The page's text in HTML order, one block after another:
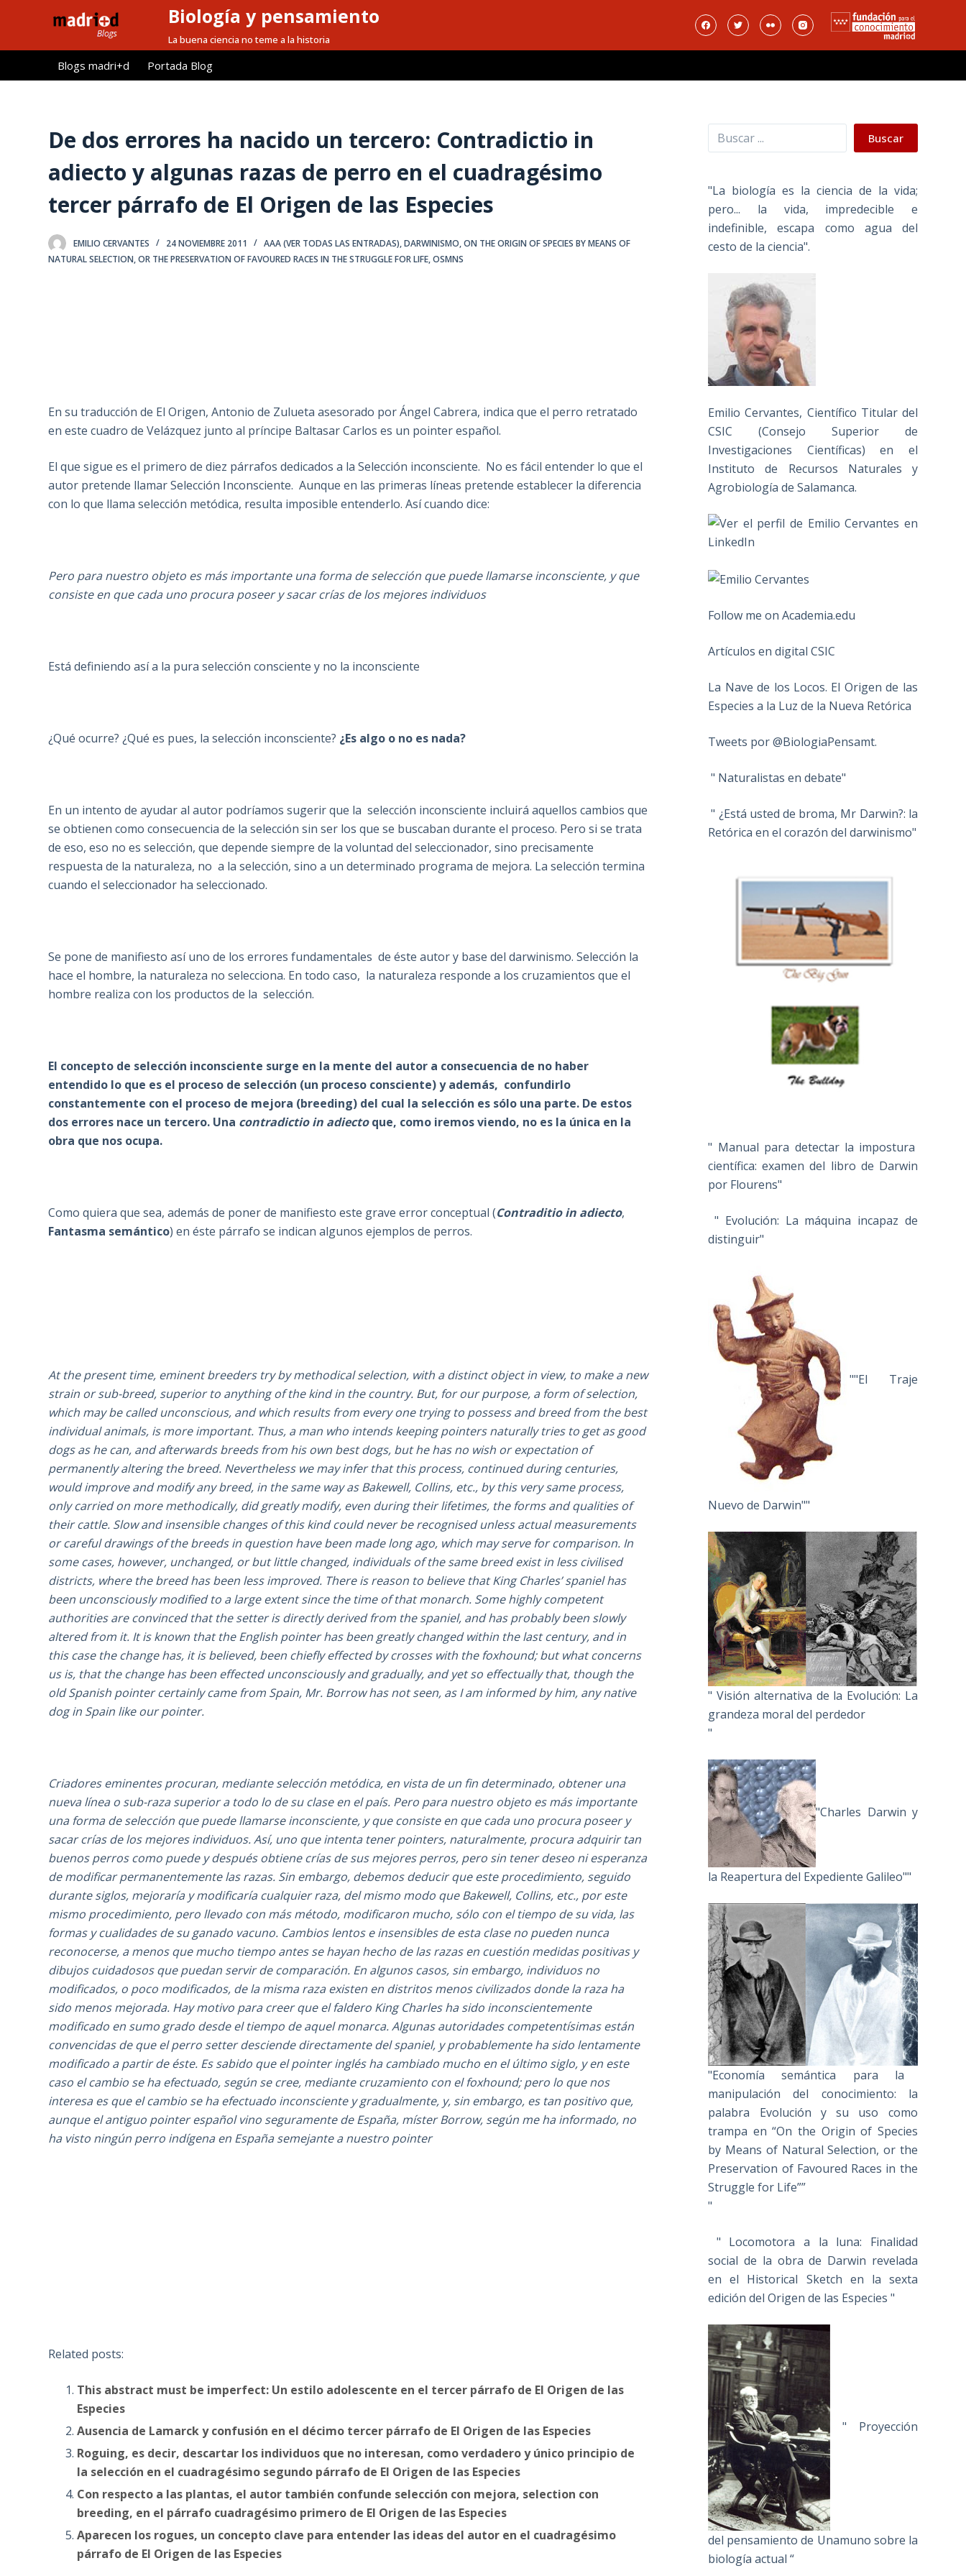
l
Biología y pensamiento
La buena ciencia no teme a la historia
Blogs madri+d Portada Blog
De dos errores ha nacido un tercero: Contradictio in
adiecto y algunas razas de perro en el cuadragésimo
tercer párrafo de El Origen de las Especies
EMILIO CERVANTES 24 NOVIEMBRE 2011 AAA (VER TODAS LAS ENTRADAS),DARWINISMO,ON THE ORIGIN OF SPECIES BY MEANS OF
NATURAL SELECTION,OR THE PRESERVATION OF FAVOURED RACES IN THE STRUGGLE FOR LIFE,OSMNS
En su traducción de El Origen, Antonio de Zulueta asesorado por Ángel Cabrera, indica que el perro retratado
en este cuadro de Velázquez junto al príncipe Baltasar Carlos es un pointer español.
El que sigue es el primero de diez párrafos dedicados a la Selección inconsciente. No es fácil entender lo que el
autor pretende llamar Selección Inconsciente. Aunque en las primeras líneas pretende establecer la diferencia
con lo que llama selección metódica, resulta imposible entenderlo. Así cuando dice:
Pero para nuestro objeto es más importante una forma de selección que puede llamarse inconsciente, y que
consiste en que cada uno procura poseer y sacar crías de los mejores individuos
Está definiendo así a la pura selección consciente y no la inconsciente
¿Qué ocurre? ¿Qué es pues, la selección inconsciente? ¿Es algo o no es nada?
En un intento de ayudar al autor podríamos sugerir que la selección inconsciente incluirá aquellos cambios que
se obtienen como consecuencia de la selección sin ser los que se buscaban durante el proceso. Pero si se trata
de eso, eso no es selección, que depende siempre de la voluntad del seleccionador, sino precisamente
respuesta de la naturaleza, no a la selección, sino a un determinado programa de mejora. La selección termina
cuando el seleccionador ha seleccionado.
Se pone de manifiesto así uno de los errores fundamentales de éste autor y base del darwinismo. Selección la
hace el hombre, la naturaleza no selecciona. En todo caso, la naturaleza responde a los cruzamientos que el
hombre realiza con los productos de la selección.
El concepto de selección inconsciente surge en la mente del autor a consecuencia de no haber
entendido lo que es el proceso de selección (un proceso consciente) y además, confundirlo
constantemente con el proceso de mejora (breeding) del cual la selección es sólo una parte. De estos
dos errores nace un tercero. Una contradictio in adiectoque, como iremos viendo, no es la única en la
obra que nos ocupa.
Como quiera que sea, además de poner de manifiesto este grave error conceptual (Contraditio in adiecto,
Fantasma semántico) en éste párrafo se indican algunos ejemplos de perros.
At the present time, eminent breeders try by methodical selection, with a distinct object in view, to make a new
strain or sub-breed, superior to anything of the kind in the country. But, for our purpose, a form of selection,
which may be called unconscious, and which results from every one trying to possess and breed from the best
individual animals, is more important. Thus, a man who intends keeping pointers naturally tries to get as good
dogs as he can, and afterwards breeds from his own best dogs, but he has no wish or expectation of
permanently altering the breed. Nevertheless we may infer that this process, continued during centuries,
would improve and modify any breed, in the same way as Bakewell, Collins, etc., by this very same process,
only carried on more methodically, did greatly modify, even during their lifetimes, the forms and qualities of
their cattle. Slow and insensible changes of this kind could never be recognised unless actual measurements
or careful drawings of the breeds in question have been made long ago, which may serve for comparison. In
some cases, however, unchanged, or but little changed, individuals of the same breed exist in less civilised
districts, where the breed has been less improved. There is reason to believe that King Charles’ spaniel has
been unconsciously modified to a large extent since the time of that monarch. Some highly competent
authorities are convinced that the setter is directly derived from the spaniel, and has probably been slowly
altered from it. It is known that the English pointer has been greatly changed within the last century, and in
this case the change has, it is believed, been chiefly effected by crosses with the foxhound; but what concerns
us is, that the change has been effected unconsciously and gradually, and yet so effectually that, though the
old Spanish pointer certainly came from Spain, Mr. Borrow has not seen, as I am informed by him, any native
dog in Spain like our pointer.
Criadores eminentes procuran, mediante selección metódica, en vista de un fin determinado, obtener una
nueva línea o sub-raza superior a todo lo de su clase en el país. Pero para nuestro objeto es más importante
una forma de selección que puede llamarse inconsciente, y que consiste en que cada uno procura poseer y
sacar crías de los mejores individuos. Así, uno que intenta tener pointers, naturalmente, procura adquirir tan
buenos perros como puede y después obtiene crías de sus mejores perros, pero sin tener deseo ni esperanza
de modificar permanentemente las razas. Sin embargo, debemos deducir que este procedimiento, seguido
durante siglos, mejoraría y modificaría cualquier raza, del mismo modo que Bakewell, Collins, etc., por este
mismo procedimiento, pero llevado con más método, modificaron mucho, sólo con el tiempo de su vida, las
formas y cualidades de su ganado vacuno. Cambios lentos e insensibles de esta clase no pueden nunca
reconocerse, a menos que mucho tiempo antes se hayan hecho de las razas en cuestión medidas positivas y
dibujos cuidadosos que puedan servir de comparación. En algunos casos, sin embargo, individuos no
modificados, o poco modificados, de la misma raza existen en distritos menos civilizados donde la raza ha
sido menos mejorada. Hay motivo para creer que el faldero King Charles ha sido inconscientemente
modificado en sumo grado desde el tiempo de aquel monarca. Algunas autoridades competentísimas están
convencidas de que el perro setter desciende directamente del spaniel, y probablemente ha sido lentamente
modificado a partir de éste. Es sabido que el pointer inglés ha cambiado mucho en el último siglo, y en este
caso el cambio se ha efectuado, según se cree, mediante cruzamiento con el foxhound; pero lo que nos
interesa es que el cambio se ha efectuado inconsciente y gradualmente, y, sin embargo, es tan positivo que,
aunque el antiguo pointer español vino seguramente de España, míster Borrow, según me ha informado, no
ha visto ningún perro indígena en España semejante a nuestro pointer
Related posts:
This abstract must be imperfect: Un estilo adolescente en el tercer párrafo de El Origen de las
Especies
Ausencia de Lamarck y confusión en el décimo tercer párrafo de El Origen de las Especies
Roguing, es decir, descartar los individuos que no interesan, como verdadero y único principio de
la selección en el cuadragésimo segundo párrafo de El Origen de las Especies
Con respecto a las plantas, el autor también confunde selección con mejora, selection con
breeding, en el párrafo cuadragésimo primero de El Origen de las Especies
Aparecen los rogues, un concepto clave para entender las ideas del autor en el cuadragésimo
párrafo de El Origen de las Especies
Buscar Buscar
"La biología es la ciencia de la vida;
pero... la vida, impredecible e
indefinible, escapa como agua del
cesto de la ciencia".
Emilio Cervantes, Científico Titular del
CSIC (Consejo Superior de
Investigaciones Científicas) en el
Instituto de Recursos Naturales y
Agrobiología de Salamanca.
Follow me on Academia.edu
Artículos en digital CSIC
La Nave de los Locos. El Origen de las
Especies a la Luz de la Nueva Retórica
Tweets por @BiologiaPensamt.
" Naturalistas en debate"
" ¿Está usted de broma, Mr Darwin?: la
Retórica en el corazón del darwinismo"
" Manual para detectar la impostura
científica: examen del libro de Darwin
por Flourens"
" Evolución: La máquina incapaz de
distinguir"
""El Traje
Nuevo de Darwin""
" Visión alternativa de la Evolución: La
grandeza moral del perdedor
"
"Charles Darwin y
la Reapertura del Expediente Galileo""
"Economía semántica para la
manipulación del conocimiento: la
palabra Evolución y su uso como
trampa en “On the Origin of Species
by Means of Natural Selection, or the
Preservation of Favoured Races in the
Struggle for Life””
"
" Locomotora a la luna: Finalidad
social de la obra de Darwin revelada
en el Historical Sketch en la sexta
edición del Origen de las Especies "
" Proyección
del pensamiento de Unamuno sobre la
biología actual “